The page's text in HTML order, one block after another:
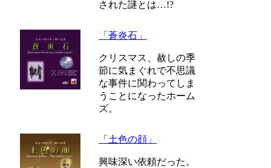
された謎とは…!?
「蒼炎石」
クリスマス、赦しの季
節に気まぐれで不思議
な事件に関わってしま
うことになったホーム
ズ。
「土色の顔」
興味深い依頼だった。